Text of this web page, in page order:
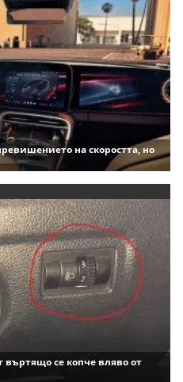
на скоростта, но
се копче вляво от